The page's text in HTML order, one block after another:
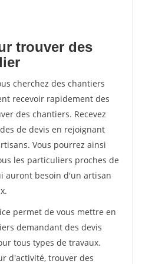
trouver des
cherchez des chantiers
recevoir rapidement des
des chantiers. Recevez
de devis en rejoignant
Vous pourrez ainsi
les particuliers proches de
auront besoin d'un artisan
permet de vous mettre en
demandant des devis
tous types de travaux.
d'activité, trouver des